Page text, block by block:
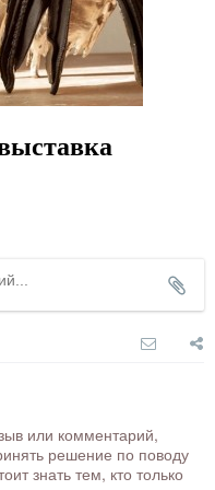
или комментарий,
решение по поводу
знать тем, кто только